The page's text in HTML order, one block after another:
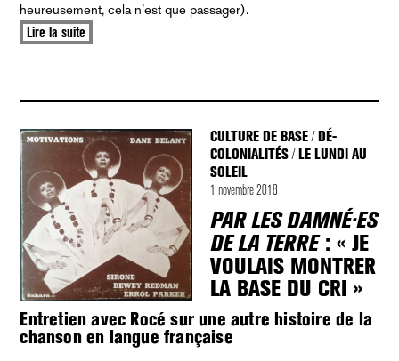
heureusement, cela n’est que passager).
Lire la suite
CULTURE DE BASE/DÉ-
COLONIALITÉS/LE LUNDI AU
SOLEIL
1 novembre 2018
PAR LES DAMNÉ·ES
DE LA TERRE: « JE
VOULAIS MONTRER
LA BASE DU CRI »
Entretien avec Rocé sur une autre histoire de la
chanson en langue française